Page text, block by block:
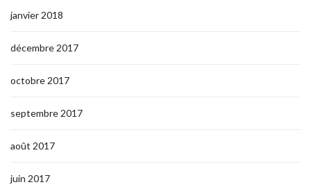
janvier 2018
décembre 2017
octobre 2017
septembre 2017
août 2017
juin 2017